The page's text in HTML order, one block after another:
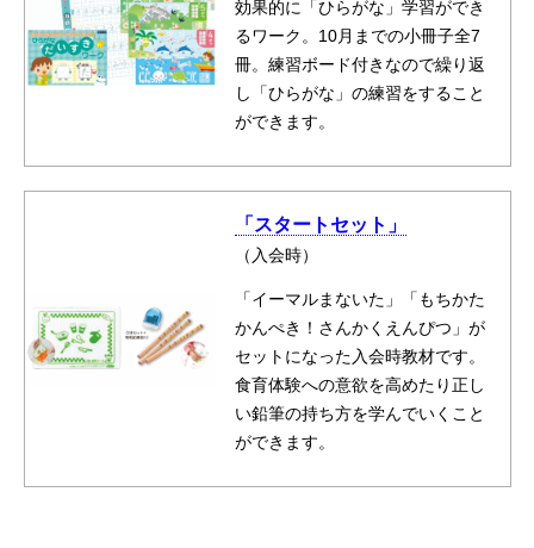
効果的に「ひらがな」学習ができ
るワーク。10月までの小冊子全7
冊。練習ボード付きなので繰り返
し「ひらがな」の練習をすること
ができます。
「スタートセット」
（入会時）
「イーマルまないた」「もちかた
かんぺき！さんかくえんぴつ」が
セットになった入会時教材です。
食育体験への意欲を高めたり正し
い鉛筆の持ち方を学んでいくこと
ができます。